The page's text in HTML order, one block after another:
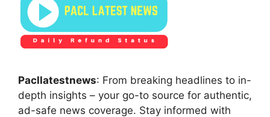
Pacllatestnews: From breaking headlines to in-
depth insights – your go-to source for authentic,
ad-safe news coverage. Stay informed with